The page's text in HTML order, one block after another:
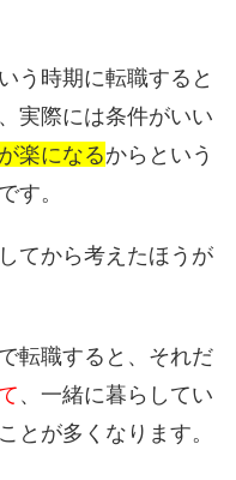
う時期に転職すると
実際には条件がいい
楽になるからという
す。
てから考えたほうが
転職すると、それだ
、一緒に暮らしてい
とが多くなります。